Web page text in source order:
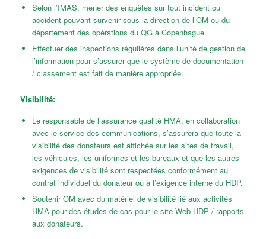
Selon l’IMAS, mener des enquêtes sur tout incident ou
accident pouvant survenir sous la direction de l’OM ou du
département des opérations du QG à Copenhague.
Effectuer des inspections régulières dans l’unité de gestion de
l’information pour s’assurer que le système de documentation
/ classement est fait de manière appropriée.
Visibilité:
Le responsable de l’assurance qualité HMA, en collaboration
avec le service des communications, s’assurera que toute la
visibilité des donateurs est affichée sur les sites de travail,
les véhicules, les uniformes et les bureaux et que les autres
exigences de visibilité sont respectées conformément au
contrat individuel du donateur ou à l’exigence interne du HDP.
Soutenir OM avec du matériel de visibilité lié aux activités
HMA pour des études de cas pour le site Web HDP / rapports
aux donateurs.